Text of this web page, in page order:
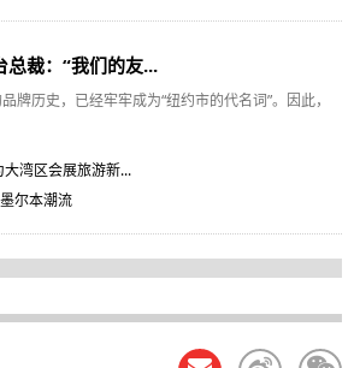
裁：“我们的友...
牌历史，已经牢牢成为“纽约市的代名词”。因此，
湾区会展旅游新...
尔本潮流